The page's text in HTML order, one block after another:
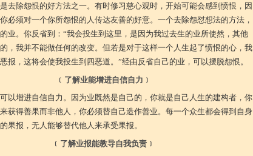
去除怨恨的好方法之一。有时修习慈心观时，开始可能会感到愤恨，因
必须对一个你所怨恨的人传达友善的好意。一个去除怨怼想法的方法，
业。你反省到：“我会投生到这里，是因为我过去生的业所使然，其他
，我并不能做任何的改变。但若是对于这样一个人生起了愤恨的心，我
报，这将会使我投生到四恶道。”经由反省自己的业，可以摆脱怨恨。
﹝了解业能增进自信自力﹞
以增进自信自力。因为业既然是自己的，你就是自己人生的建构者，你
获得善果而非他人，你必须替自己造作善业。每一个众生都会得到自身
果报，无人能够替代他人来承受果报。
﹝了解业报能教导自我负责﹞